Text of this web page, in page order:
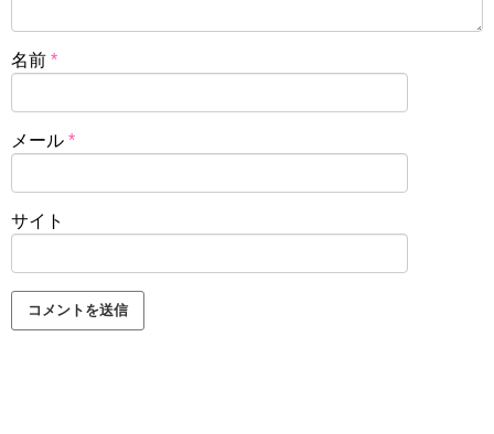
名前 *
メール *
サイト